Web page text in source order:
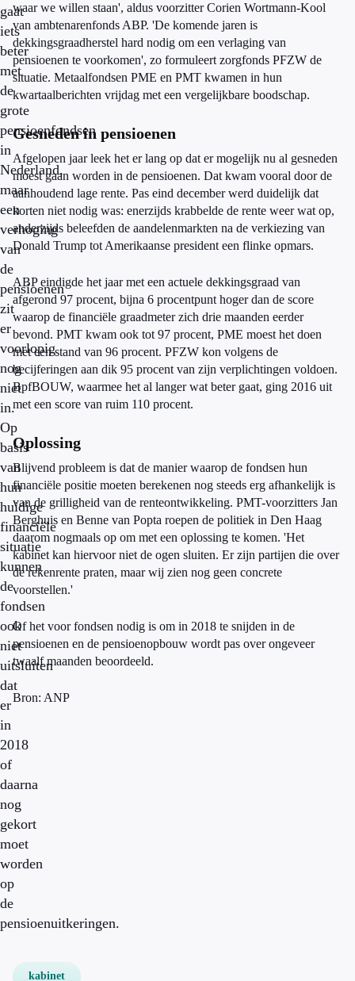
gaat
iets
beter
met
de
grote
pensioenfondsen
in
Nederland,
maar
een
verhoging
van
de
pensioenen
zit
er
voorlopig
nog
niet
in.
Op
basis
van
hun
huidige
financiële
situatie
kunnen
de
fondsen
ook
niet
uitsluiten
dat
er
in
2018
of
daarna
nog
gekort
moet
worden
op
de
pensioenuitkeringen.
waar we willen staan', aldus voorzitter Corien Wortmann-Kool
van ambtenarenfonds ABP. 'De komende jaren is
dekkingsgraadherstel hard nodig om een verlaging van
pensioenen te voorkomen', zo formuleert zorgfonds PFZW de
situatie. Metaalfondsen PME en PMT kwamen in hun
kwartaalberichten vrijdag met een vergelijkbare boodschap.
Gesneden in pensioenen
Afgelopen jaar leek het er lang op dat er mogelijk nu al gesneden
moest gaan worden in de pensioenen. Dat kwam vooral door de
aanhoudend lage rente. Pas eind december werd duidelijk dat
korten niet nodig was: enerzijds krabbelde de rente weer wat op,
anderzijds beleefden de aandelenmarkten na de verkiezing van
Donald Trump tot Amerikaanse president een flinke opmars.
ABP eindigde het jaar met een actuele dekkingsgraad van
afgerond 97 procent, bijna 6 procentpunt hoger dan de score
waarop de financiële graadmeter zich drie maanden eerder
bevond. PMT kwam ook tot 97 procent, PME moest het doen
met een stand van 96 procent. PFZW kon volgens de
becijferingen aan dik 95 procent van zijn verplichtingen voldoen.
BpfBOUW, waarmee het al langer wat beter gaat, ging 2016 uit
met een score van ruim 110 procent.
Oplossing
Blijvend probleem is dat de manier waarop de fondsen hun
financiële positie moeten berekenen nog steeds erg afhankelijk is
van de grilligheid van de renteontwikkeling. PMT-voorzitters Jan
Berghuis en Benne van Popta roepen de politiek in Den Haag
daarom nogmaals op om met een oplossing te komen. 'Het
kabinet kan hiervoor niet de ogen sluiten. Er zijn partijen die over
de rekenrente praten, maar wij zien nog geen concrete
voorstellen.'
Of het voor fondsen nodig is om in 2018 te snijden in de
pensioenen en de pensioenopbouw wordt pas over ongeveer
twaalf maanden beoordeeld.
Bron: ANP
kabinet